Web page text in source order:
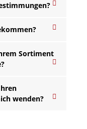
Sortiment
wenden?